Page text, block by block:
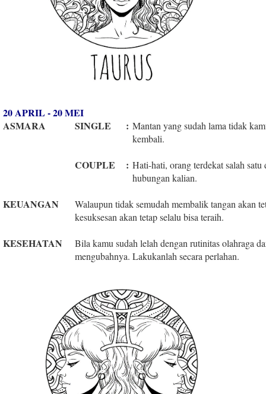
20 APRIL - 20 MEI
ASMARA
SINGLE : Mantan yang sudah lama tidak
kembali.
COUPLE : Hati-hati, orang terdekat salah
hubungan kalian.
KEUANGAN
Walaupun tidak semudah membalik tangan akan
kesuksesan akan tetap selalu bisa teraih.
KESEHATAN
Bila kamu sudah lelah dengan rutinitas olahraga
mengubahnya. Lakukanlah secara perlahan.